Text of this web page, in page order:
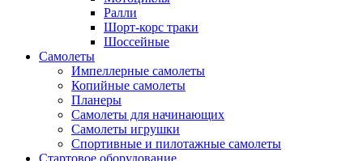
Ралли
Шорт-корс траки
Шоссейные
Самолеты
Импеллерные самолеты
Копийные самолеты
Планеры
Самолеты для начинающих
Самолеты игрушки
Спортивные и пилотажные самолеты
Стартовое оборудование